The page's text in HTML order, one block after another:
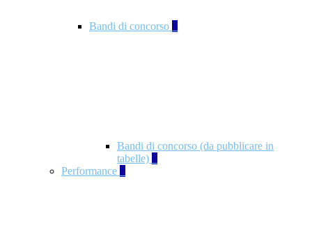
Bandi di concorso 2
Bandi di concorso (da pubblicare in
tabelle) 2
Performance 5